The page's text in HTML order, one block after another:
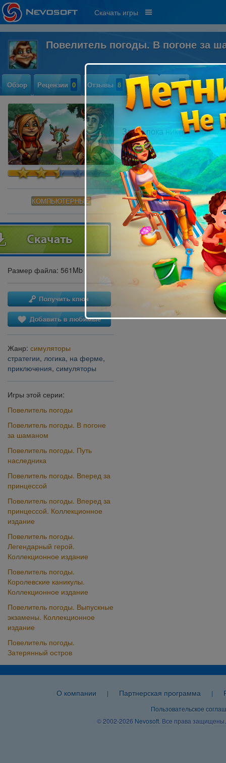
Скачать игры
Повелитель погоды. В погоне за
Обзор Рецензии 0 Отзывы 8 Прохождение 0
КОМПЬЮТЕРНЫЕ
Размер файла: 561Mb
Жанр: симуляторы
стратегии, логика, на ферме,
приключения, симуляторы
Игры этой серии:
Повелитель погоды
Повелитель погоды. В погоне
за шаманом
Повелитель погоды. Путь
наследника
Повелитель погоды. Вперед за
принцессой
Повелитель погоды. Вперед за
принцессой. Коллекционное
издание
Повелитель погоды.
Легендарный герой.
Коллекционное издание
Повелитель погоды.
Королевские каникулы.
Коллекционное издание
Повелитель погоды. Выпускные
экзамены. Коллекционное
издание
Повелитель погоды.
Затерянный остров
Здесь пока никто не писал
О компании | Партнерская программа |
Пользовательское
© 2002-2026 Nevosoft . Все права защищены